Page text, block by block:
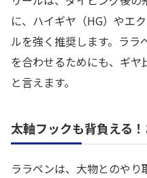
に、ハイギヤ（HG）やエ
ルを強く推奨します。ララ
を合わせるためにも、ギ
と言えます。
太軸フックも背負える
ララペンは、大物とのや